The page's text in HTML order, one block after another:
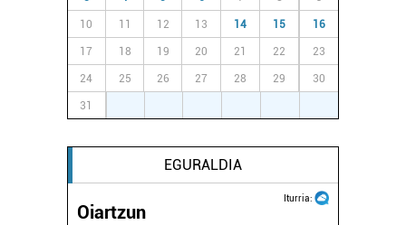
10 11 12 13 14 15 16
17 18 19 20 21 22 23
24 25 26 27 28 29 30
31
EGURALDIA
Iturria:
Oiartzun